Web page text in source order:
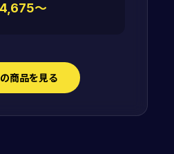
～
商品を見る